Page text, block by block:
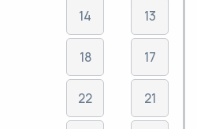
14
18
22
13
17
21